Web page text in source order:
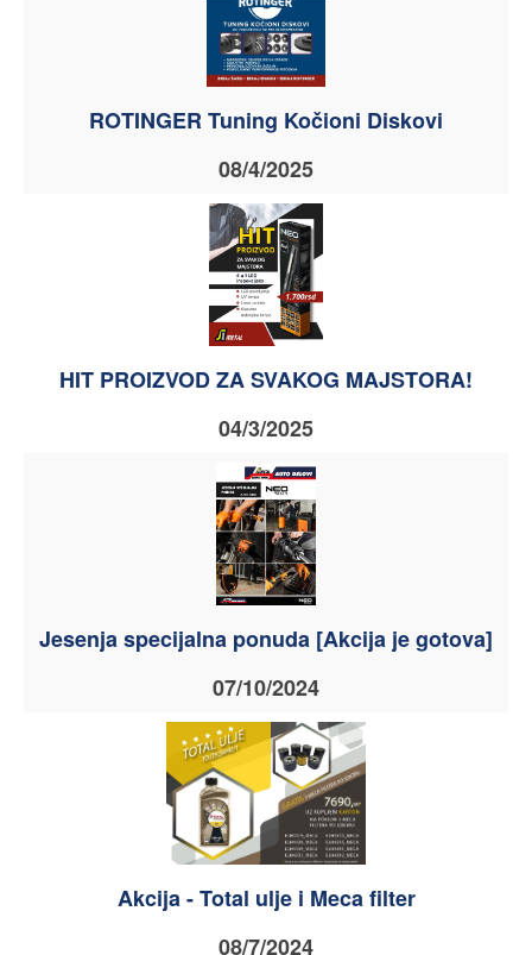
ROTINGER Tuning Kočioni Diskovi
08/4/2025
HIT PROIZVOD ZA SVAKOG MAJSTORA!
04/3/2025
Jesenja specijalna ponuda [Akcija je gotova]
07/10/2024
Akcija - Total ulje i Meca filter
08/7/2024